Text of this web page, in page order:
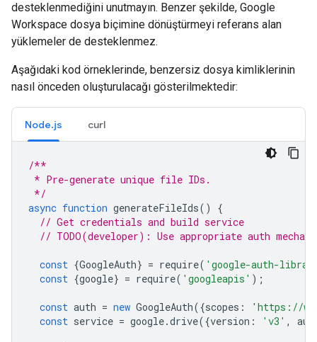
desteklenmediğini unutmayın. Benzer şekilde, Google
Workspace dosya biçimine dönüştürmeyi referans alan
yüklemeler de desteklenmez.
Aşağıdaki kod örneklerinde, benzersiz dosya kimliklerinin
nasıl önceden oluşturulacağı gösterilmektedir:
Node.js curl
/**
* Pre-generate unique file IDs.
*/
async function generateFileIds()
{
// Get credentials and build service
// TODO(developer): Use appropriate auth
const {GoogleAuth} = require( 'google-auth-
const {google} = require( 'googleapis' );
const auth = new GoogleAuth({scopes :
'https://
const service = google.drive({version : 'v3' ,